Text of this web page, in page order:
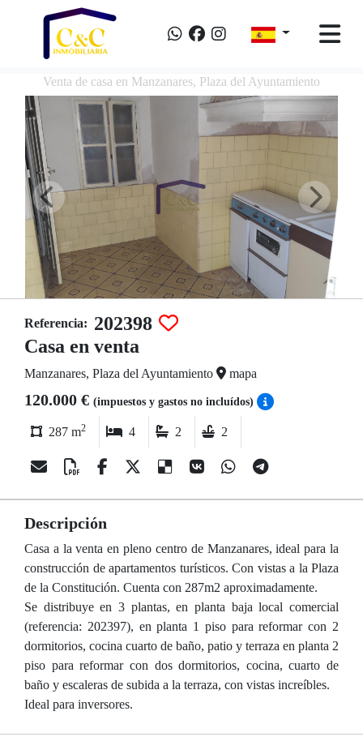
Venta de casa en Manzanares, Plaza del Ayuntamiento
Referencia: 202398
Casa en venta
Manzanares, Plaza del Ayuntamiento mapa
120.000 € (impuestos y gastos no incluídos)
287 m2 4 2 2
Descripción
Casa a la venta en pleno centro de Manzanares, ideal para la
construcción de apartamentos turísticos. Con vistas a la Plaza
de la Constitución. Cuenta con 287m2 aproximadamente.
Se distribuye en 3 plantas, en planta baja local comercial
(referencia: 202397), en planta 1 piso para reformar con 2
dormitorios, cocina cuarto de baño, patio y terraza en planta 2
piso para reformar con dos dormitorios, cocina, cuarto de
baño y escaleras de subida a la terraza, con vistas increíbles.
Ideal para inversores.